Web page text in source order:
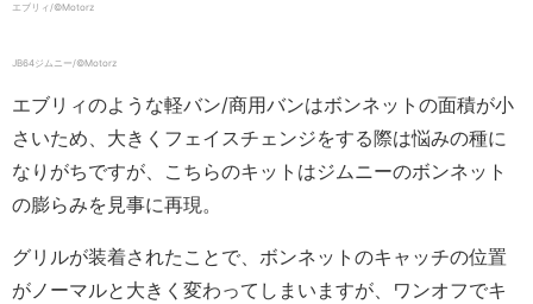
エブリィ/©Motorz
JB64ジムニー/©Motorz
エブリィのような軽バン/商用バンはボンネットの面積が小
さいため、大きくフェイスチェンジをする際は悩みの種に
なりがちですが、こちらのキットはジムニーのボンネット
の膨らみを見事に再現。
グリルが装着されたことで、ボンネットのキャッチの位置
がノーマルと大きく変わってしまいますが、ワンオフでキ